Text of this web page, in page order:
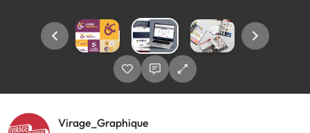
Virage_Graphique